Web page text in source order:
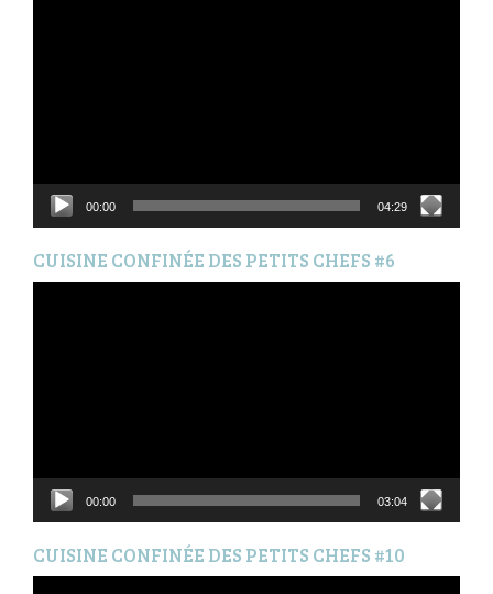
00:00 04:29
CUISINE CONFINÉE DES PETITS CHEFS #6
00:00 03:04
CUISINE CONFINÉE DES PETITS CHEFS #10